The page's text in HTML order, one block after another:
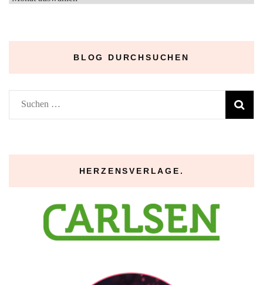
BLOG DURCHSUCHEN
Suchen
nach:
HERZENSVERLAGE.